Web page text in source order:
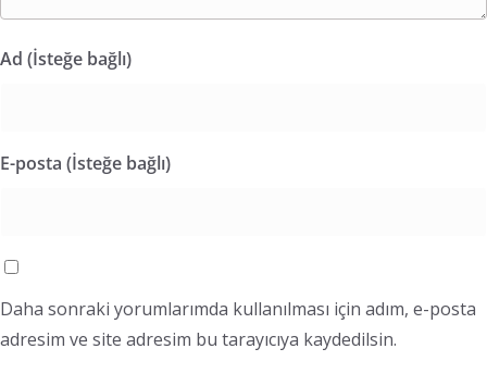
Ad (İsteğe bağlı)
E-posta (İsteğe bağlı)
Daha sonraki yorumlarımda kullanılması için adım, e-posta
adresim ve site adresim bu tarayıcıya kaydedilsin.